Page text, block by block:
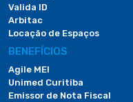
Valida ID
Arbitac
Locação de Espaços
BENEFÍCIOS
Agile MEI
Unimed Curitiba
Emissor de Nota Fiscal